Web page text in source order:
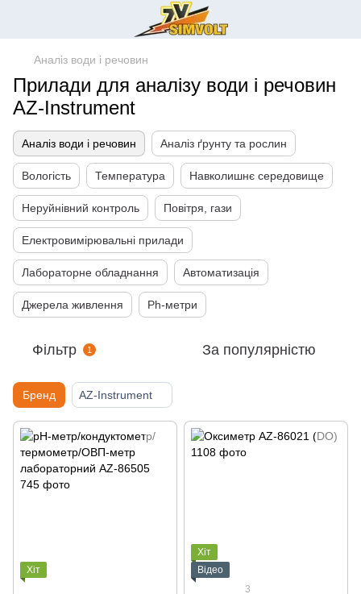
Аналіз води і речовин
Прилади для аналізу води і речовин
AZ-Instrument
Аналіз води і речовин Аналіз ґрунту та рослин
Вологість Температура Навколишнє середовище
Неруйнівний контроль Повітря, гази
Електровимірювальні прилади
Лабораторне обладнання Автоматизація
Джерела живлення Ph-метри
Фільтр 1 За популярністю
Бренд AZ-Instrument
Хіт
Хіт
Відео
3